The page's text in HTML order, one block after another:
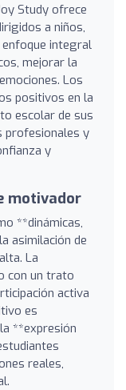
Study ofrece
a niños,
integral
mejorar la
Los
positivos en la
escolar de sus
profesionales y
y
motivador
**dinámicas,
asimilación de
La
con un trato
activa
es
**expresión
reales,